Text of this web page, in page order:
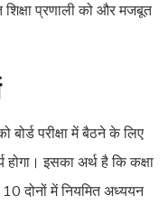
प्रणाली को और मजबूत
परीक्षा में बैठने के लिए
होगा। इसका अर्थ है कि कक्षा
दोनों में नियमित अध्ययन